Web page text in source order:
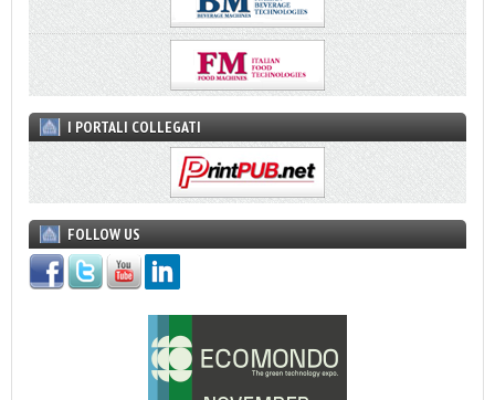
I PORTALI COLLEGATI
FOLLOW US